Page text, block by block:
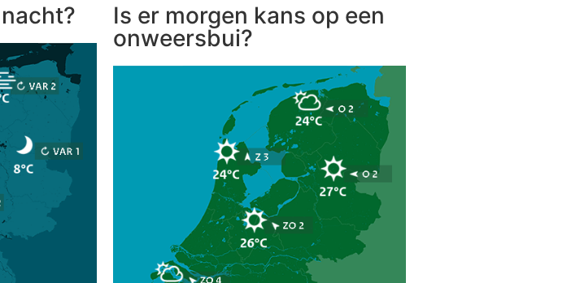
Is er morgen kans op een
onweersbui?